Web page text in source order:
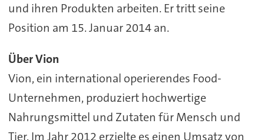
und ihren Produkten arbeiten. Er tritt seine
Position am 15. Januar 2014 an.
Über Vion
Vion, ein international operierendes Food-
Unternehmen, produziert hochwertige
Nahrungsmittel und Zutaten für Mensch und
Tier. Im Jahr 2012 erzielte es einen Umsatz von